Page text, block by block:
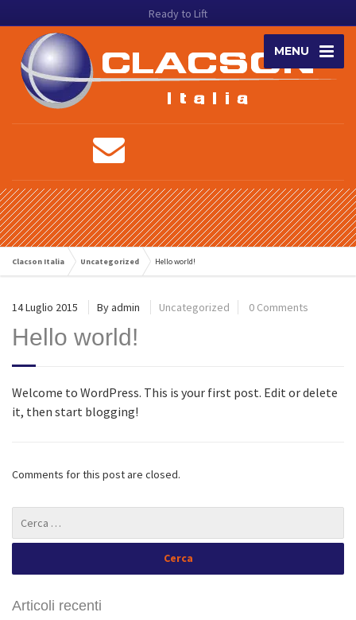
Ready to Lift
MENU
Clacson Italia Uncategorized Hello world!
14 Luglio 2015 Byadmin Uncategorized 0 Comments
Hello world!
Welcome to WordPress. This is your first post. Edit or delete
it, then start blogging!
Comments for this post are closed.
Articoli recenti